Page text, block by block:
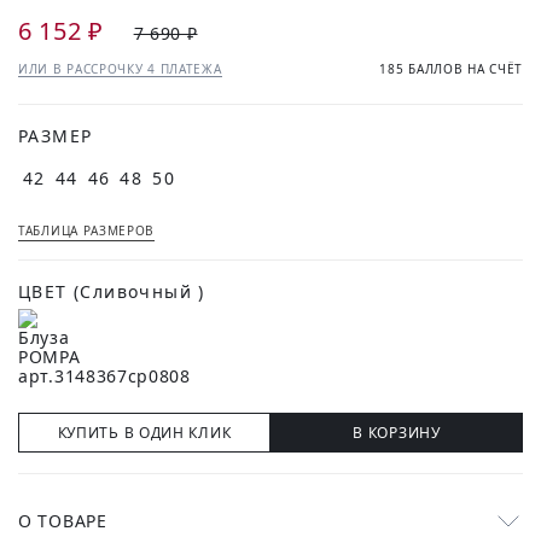
6 152 ₽ 7 690 ₽
ИЛИ В РАССРОЧКУ 4 ПЛАТЕЖА 185 БАЛЛОВ НА СЧЁТ
РАЗМЕР
42 44 46 48 50
ТАБЛИЦА РАЗМЕРОВ
ЦВЕТ (Сливочный )
КУПИТЬ В ОДИН КЛИК В КОРЗИНУ
О ТОВАРЕ